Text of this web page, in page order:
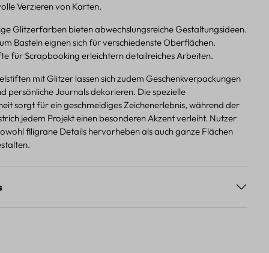
Verzieren von Karten.
Glitzerfarben bieten abwechslungsreiche Gestaltungsideen.
Basteln eignen sich für verschiedenste Oberflächen.
für Scrapbooking erleichtern detailreiches Arbeiten.
mit Glitzer lassen sich zudem Geschenkverpackungen
persönliche Journals dekorieren. Die spezielle
sorgt für ein geschmeidiges Zeichenerlebnis, während der
jedem Projekt einen besonderen Akzent verleiht. Nutzer
filigrane Details hervorheben als auch ganze Flächen